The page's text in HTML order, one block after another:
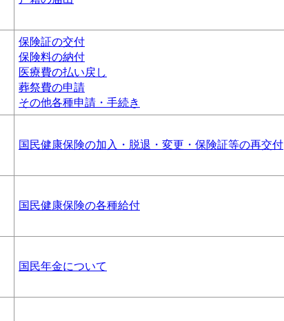
保険証の交付
保険料の納付
医療費の払い戻し
葬祭費の申請
その他各種申請・手続き
国民健康保険の加入・脱退・変更・保険証等の再交付
国民健康保険の各種給付
国民年金について